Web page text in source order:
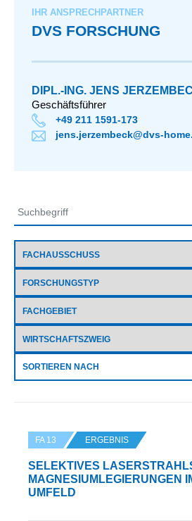
IHR ANSPRECHPARTNER
DVS FORSCHUNG
DIPL.-ING. JENS
Geschäftsführer
+49 211 1591-173
jens.jerzembeck@dvs-
SORTIEREN NACH
FA 13 ERGEBNIS
SELEKTIVES
MAGNESIUMLEGIERUNGEN
UMFELD